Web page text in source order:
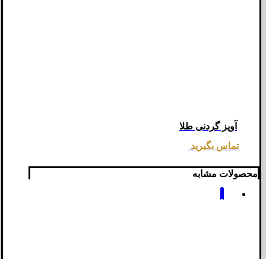
آویز گردنی طلا
تماس بگیرید
محصولات مشابه